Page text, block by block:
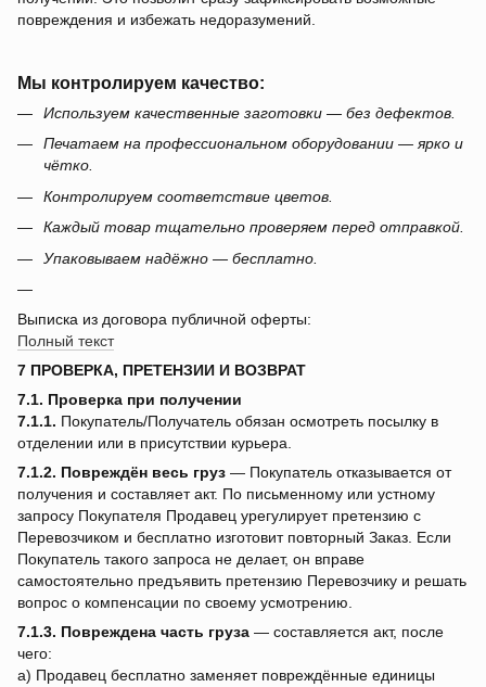
повреждения и избежать недоразумений.
Мы контролируем качество:
Используем качественные заготовки — без дефектов.
Печатаем на профессиональном оборудовании — ярко и
чётко.
Контролируем соответствие цветов.
Каждый товар тщательно проверяем перед отправкой.
Упаковываем надёжно — бесплатно.
Выписка из договора публичной оферты:
Полный текст
7 ПРОВЕРКА, ПРЕТЕНЗИИ И ВОЗВРАТ
7.1. Проверка при получении
7.1.1. Покупатель/Получатель обязан осмотреть посылку в
отделении или в присутствии курьера.
7.1.2. Повреждён весь груз — Покупатель отказывается от
получения и составляет акт. По письменному или устному
запросу Покупателя Продавец урегулирует претензию с
Перевозчиком и бесплатно изготовит повторный Заказ. Если
Покупатель такого запроса не делает, он вправе
самостоятельно предъявить претензию Перевозчику и решать
вопрос о компенсации по своему усмотрению.
7.1.3. Повреждена часть груза — составляется акт, после
чего:
a) Продавец бесплатно заменяет повреждённые единицы